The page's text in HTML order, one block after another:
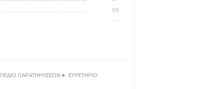
69
90
ΠΕΔΙΟ ΠΑΡΑΤΗΡΗΣΕΩΝ »
ΕΥΡΕΤΗΡΙΟ